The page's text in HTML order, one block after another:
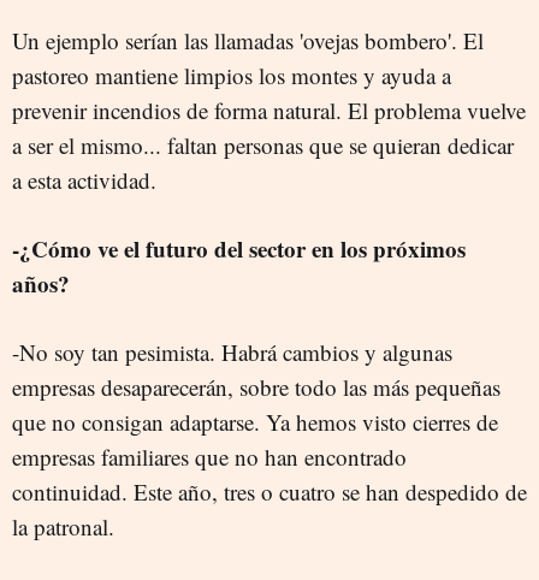
Un ejemplo serían las llamadas 'ovejas bombero'. El
pastoreo mantiene limpios los montes y ayuda a
prevenir incendios de forma natural. El problema vuelve
a ser el mismo... faltan personas que se quieran dedicar
a esta actividad.
-¿Cómo ve el futuro del sector en los próximos
años?
-No soy tan pesimista. Habrá cambios y algunas
empresas desaparecerán, sobre todo las más pequeñas
que no consigan adaptarse. Ya hemos visto cierres de
empresas familiares que no han encontrado
continuidad. Este año, tres o cuatro se han despedido de
la patronal.